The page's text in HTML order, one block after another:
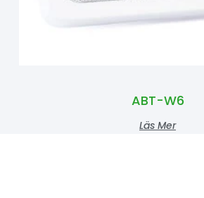
ABT-W6
Läs Mer